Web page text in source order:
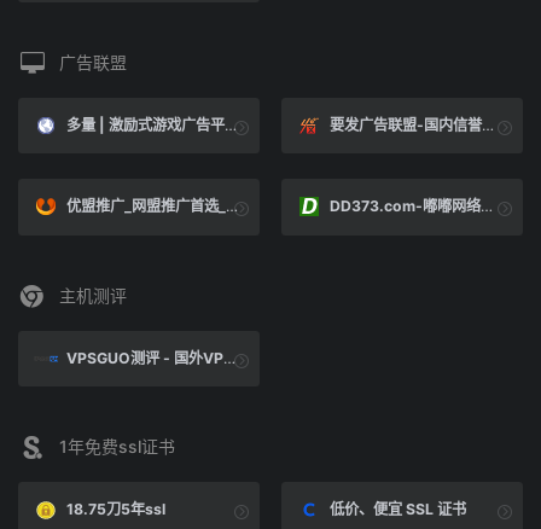
广告联盟
多量 | 激励式游戏广告平台 要发广告联盟-国内信誉好，网站赚钱首选的日付CPA广告联盟
优盟推广_网盟推广首选_专业的游戏推广平台 DD373.com-嘟嘟网络游戏交易平台-游戏币、游戏账号、装备、手游充值
主机测评
VPSGUO测评 - 国外VPS测评|国外主机测评|国外服务器测评|VPS推荐|免备案服务器|高防服务器|物理服务器|免备案CDN|免费CDN
1年免费ssl证书
18.75刀5年ssl 低价、便宜 SSL 证书